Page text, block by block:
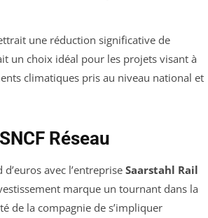
une réduction significative de
un choix idéal pour les projets visant à
climatiques pris au niveau national et
Réseau
avec l’entreprise Saarstahl Rail
marque un tournant dans la
de la compagnie de s’impliquer